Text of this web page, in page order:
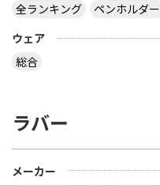
全ランキング
ペンホルダー
ウェア
総合
ラバー
メーカー